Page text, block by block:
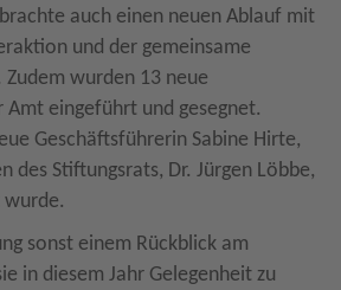
auch einen neuen Ablauf mit
und der gemeinsame
Zudem wurden 13 neue
Amt eingeführt und gesegnet.
Geschäftsführerin Sabine Hirte,
des Stiftungsrats, Dr. Jürgen Löbbe,
sonst einem Rückblick am
in diesem Jahr Gelegenheit zu